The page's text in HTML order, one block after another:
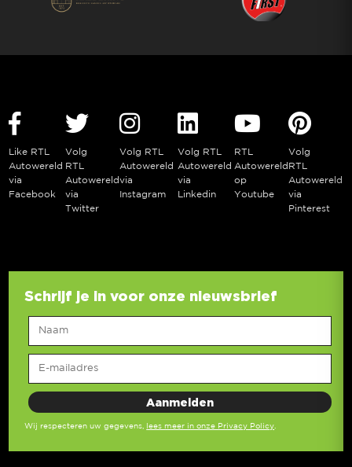
Like RTL
Autowereld
via
Facebook
Volg
RTL
Autowereld
via
Twitter
Volg RTL
Autowereld
via
Instagram
Volg RTL
Autowereld
via
Linkedin
RTL
Autowereld
op
Youtube
Volg
RTL
Autowereld
via
Pinterest
Schrijf je in voor onze nieuwsbrief
Wij respecteren uw gegevens, lees meer in onze Privacy Policy.